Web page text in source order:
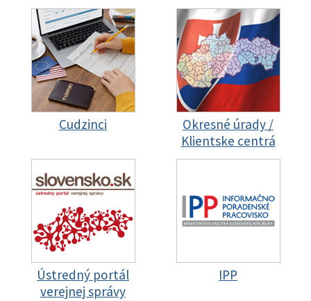
Cudzinci
Okresné úrady /
Klientske centrá
Ústredný portál
verejnej správy
IPP